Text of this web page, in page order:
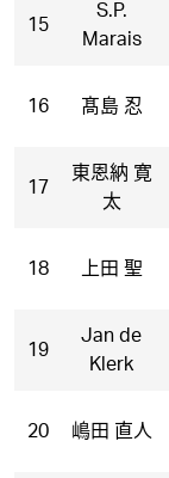
15
S.P.
Marais
16 髙島 忍
17
東恩納 寛
太
18 上田 聖
19
Jan de
Klerk
20 嶋田 直人